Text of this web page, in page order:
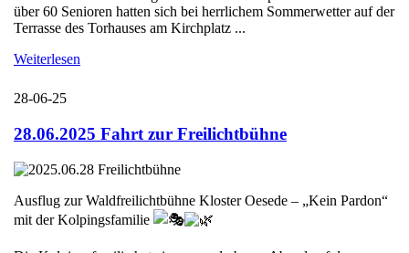
über 60 Senioren hatten sich bei herrlichem Sommerwetter auf der
Terrasse des Torhauses am Kirchplatz ...
Weiterlesen
28-06-25
28.06.2025 Fahrt zur Freilichtbühne
Ausflug zur Waldfreilichtbühne Kloster Oesede – „Kein Pardon“
mit der Kolpingsfamilie